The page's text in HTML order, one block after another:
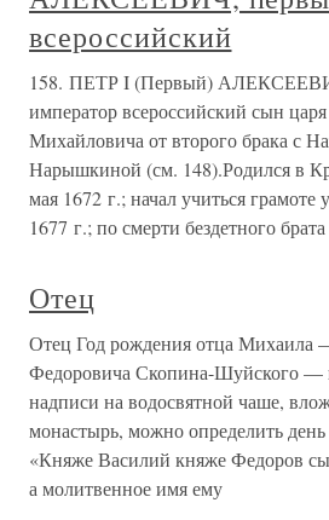
всероссийский
158. ПЕТР I (Первый)
император всероссийский сын
Михайловича от второго брака с
Нарышкиной (см. 148).Родился в
мая 1672 г.; начал учиться грамоте
1677 г.; по смерти бездетного брата
Отец
Отец Год рождения отца Михаила
Федоровича Скопина-Шуйского —
надписи на водосвятной чаше,
монастырь, можно определить
«Княже Василий княже Федоров
а молитвенное имя ему